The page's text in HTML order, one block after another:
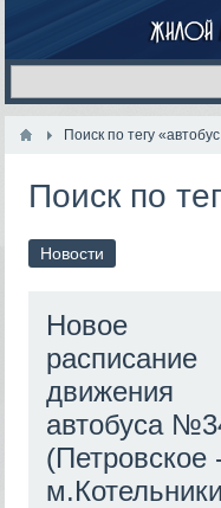
Поиск по тегу
Поиск по
Новости
Новое
расписание
движения
автобуса
(Петровское